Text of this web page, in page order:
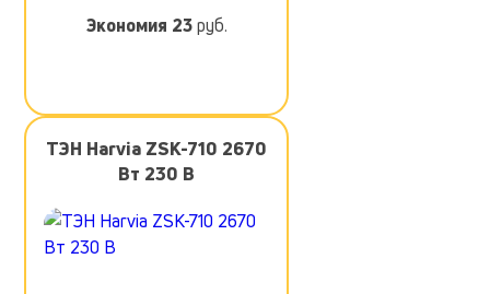
Экономия 23руб.
ТЭН Harvia ZSK-710 2670
Вт 230 В